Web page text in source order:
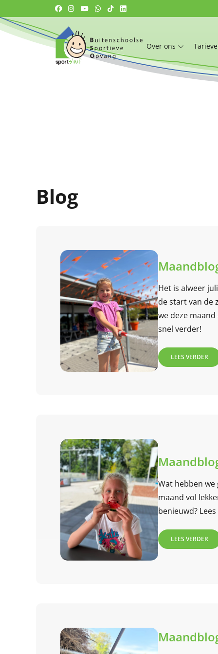
Over ons
Blog
Het is alweer
de start van de
we deze
snel verder!
LEES VERDER
Wat hebben we
maand vol
benieuwd?
LEES VERDER